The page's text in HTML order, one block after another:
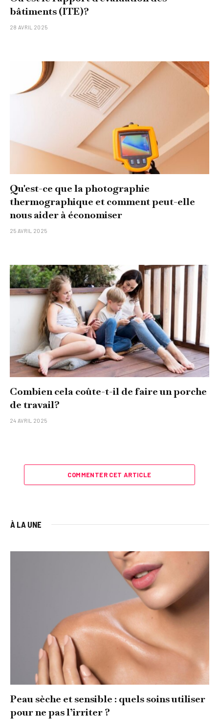
bâtiments (ITE)?
28 AVRIL 2025
Qu'est-ce que la photographie
thermographique et comment peut-elle
nous aider à économiser
25 AVRIL 2025
Combien cela coûte-t-il de faire un porche
de travail?
24 AVRIL 2025
COMMENTER CET ARTICLE
À LA UNE
Peau sèche et sensible : quels soins utiliser
pour ne pas l’irriter ?